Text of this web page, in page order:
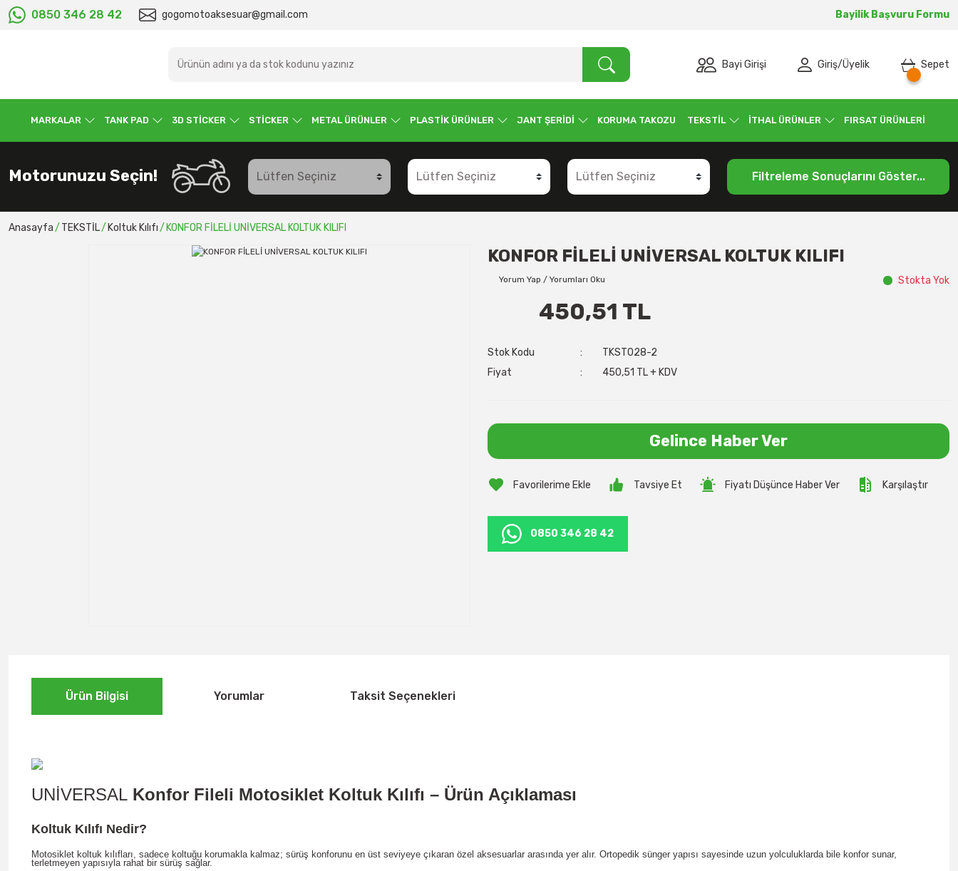
0850 346 28 42 gogomotoaksesuar@gmail.com Bayilik Başvuru Formu
Bayi Girişi Giriş/Üyelik Sepet
MARKALAR TANK PAD 3D STİCKER STİCKER METAL ÜRÜNLER PLASTİK ÜRÜNLER JANT ŞERİDİ KORUMA TAKOZU TEKSTİL İTHAL ÜRÜNLER FIRSAT ÜRÜNLERİ
Motorunuzu Seçin! Filtreleme Sonuçlarını Göster...
Anasayfa TEKSTİL Koltuk Kılıfı KONFOR FİLELİ UNİVERSAL KOLTUK KILIFI
KONFOR FİLELİ UNİVERSAL KOLTUK KILIFI
Yorum Yap / Yorumları Oku Stokta Yok
450,51 TL
Stok Kodu
TKST028-2
Fiyat
450,51 TL + KDV
Gelince Haber Ver
Tavsiye Et Fiyatı Düşünce Haber Ver Karşılaştır
0850 346 28 42
Ürün Bilgisi Yorumlar Taksit Seçenekleri
UNİVERSAL Konfor Fileli Motosiklet Koltuk Kılıfı – Ürün Açıklaması
Koltuk Kılıfı Nedir?
Motosiklet koltuk kılıfları, sadece koltuğu korumakla kalmaz; sürüş konforunu en üst seviyeye çıkaran özel aksesuarlar arasında yer alır. Ortopedik sünger yapısı sayesinde uzun yolculuklarda bile konfor sunar,
terletmeyen yapısıyla rahat bir sürüş sağlar.